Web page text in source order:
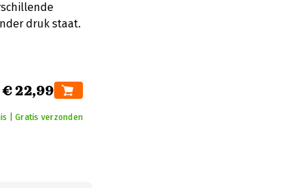
druk staat.
€ 22,99
| Gratis verzonden